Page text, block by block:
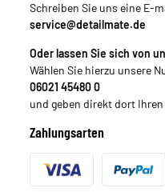
Schreiben Sie uns eine E-
service@detailmate.de
Oder lassen Sie sich von
Wählen Sie hierzu unsere
06021 45480 0
und geben direkt dort
Zahlungsarten